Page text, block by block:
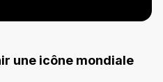
une icône mondiale